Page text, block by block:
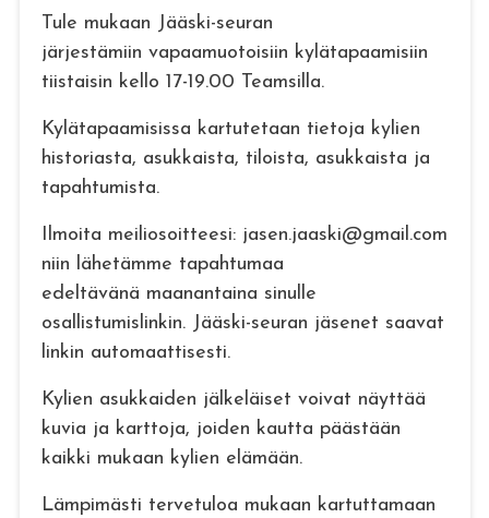
Tule mukaan Jääski-seuran
järjestämiin vapaamuotoisiin kylätapaamisiin
tiistaisin kello 17-19.00 Teamsilla.
Kylätapaamisissa kartutetaan tietoja kylien
historiasta, asukkaista, tiloista, asukkaista ja
tapahtumista.
Ilmoita meiliosoitteesi: jasen.jaaski@gmail.com
niin lähetämme tapahtumaa
edeltävänä maanantaina sinulle
osallistumislinkin. Jääski-seuran jäsenet saavat
linkin automaattisesti.
Kylien asukkaiden jälkeläiset voivat näyttää
kuvia ja karttoja, joiden kautta päästään
kaikki mukaan kylien elämään.
Lämpimästi tervetuloa mukaan kartuttamaan